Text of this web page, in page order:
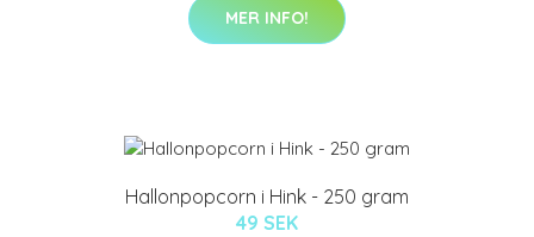
MER INFO!
Hallonpopcorn i Hink - 250 gram
49 SEK